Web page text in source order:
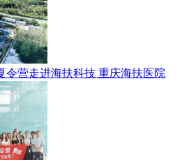
令营走进海扶科技 重庆海扶医院